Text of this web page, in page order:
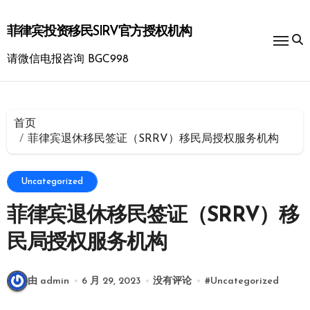
到
内
菲律宾投资移民SIRV官方授权机构
请微信电报咨询 BGC998
首页
菲律宾退休移民签证（SRRV）移民局授权服务机构
Uncategorized
菲律宾退休移民签证（SRRV）移
民局授权服务机构
由 admin 6 月 29, 2023 没有评论 #Uncategorized